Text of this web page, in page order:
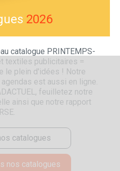
2026
catalogue PRINTEMPS-
textiles publicitaires =
le plein d'idées ! Notre
est aussi en ligne.
feuilletez notre
ainsi que notre rapport
RSE.
catalogues
nos catalogues